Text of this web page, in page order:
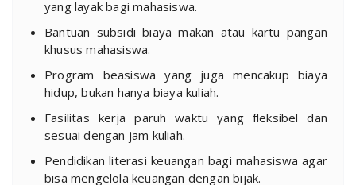
yang layak bagi mahasiswa.
Bantuan subsidi biaya makan atau kartu pangan
khusus mahasiswa.
Program beasiswa yang juga mencakup biaya
hidup, bukan hanya biaya kuliah.
Fasilitas kerja paruh waktu yang fleksibel dan
sesuai dengan jam kuliah.
Pendidikan literasi keuangan bagi mahasiswa agar
bisa mengelola keuangan dengan bijak.